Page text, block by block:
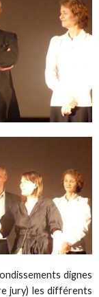
dignes
jury) les différents